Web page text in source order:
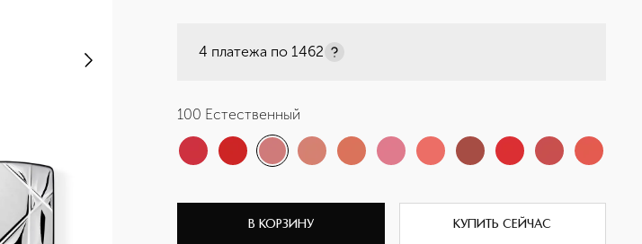
4 платежа по 1462
100 Естественный
В КОРЗИНУ КУПИТЬ СЕЙЧАС